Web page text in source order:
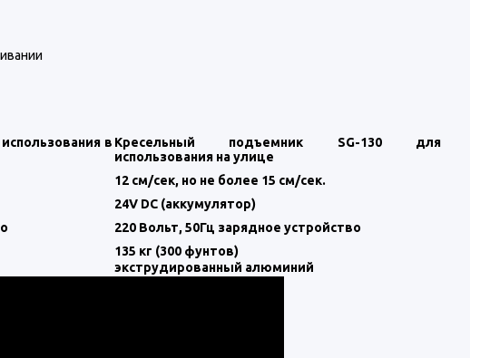
в Кресельный подъемник SG-130 для
использования на улице
12 см/сек, но не более 15 см/сек.
24V DC (аккумулятор)
220 Вольт, 50Гц зарядное устройство
135 кг (300 фунтов)
экструдированный алюминий